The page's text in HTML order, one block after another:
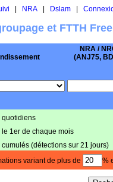
NRA| Dslam|
et FTTH
NRA /
(ANJ75,
quotidiens
le 1er de chaque mois
cumulés (détections sur 21 jours)
variant de plus de %